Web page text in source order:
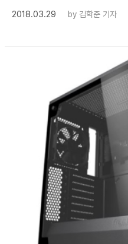
2018.03.29
by 김학준 기자